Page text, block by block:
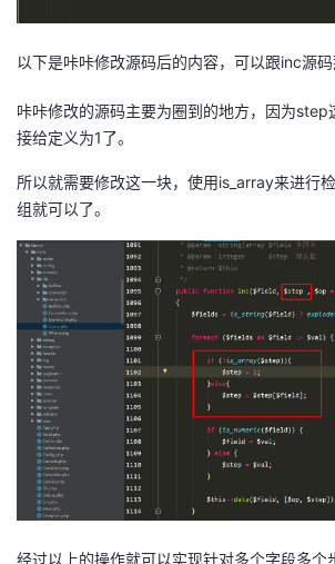
以下是咔咔修改源码后的内容，可以跟inc源码
咔咔修改的源码主要为圈到的地方，因为step
接给定义为1了。
所以就需要修改这一块，使用is_array来进行
组就可以了。
经过以上的操作就可以实现针对多个字段多个